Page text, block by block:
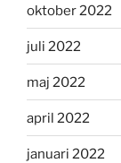
oktober 2022
juli 2022
maj 2022
april 2022
januari 2022